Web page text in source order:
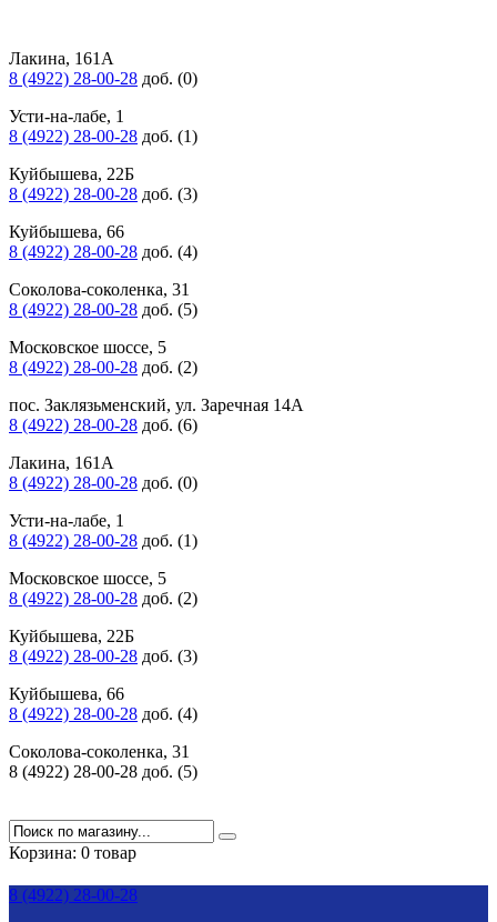
Лакина, 161А
8 (4922) 28-00-28 доб. (0)
Усти-на-лабе, 1
8 (4922) 28-00-28 доб. (1)
Куйбышева, 22Б
8 (4922) 28-00-28 доб. (3)
Куйбышева, 66
8 (4922) 28-00-28 доб. (4)
Соколова-соколенка, 31
8 (4922) 28-00-28 доб. (5)
Московское шоссе, 5
8 (4922) 28-00-28 доб. (2)
пос. Заклязьменский, ул. Заречная 14А
8 (4922) 28-00-28 доб. (6)
Лакина, 161А
8 (4922) 28-00-28 доб. (0)
Усти-на-лабе, 1
8 (4922) 28-00-28 доб. (1)
Московское шоссе, 5
8 (4922) 28-00-28 доб. (2)
Куйбышева, 22Б
8 (4922) 28-00-28 доб. (3)
Куйбышева, 66
8 (4922) 28-00-28 доб. (4)
Соколова-соколенка, 31
8 (4922) 28-00-28 доб. (5)
Корзина: 0 товар
8 (4922) 28-00-28